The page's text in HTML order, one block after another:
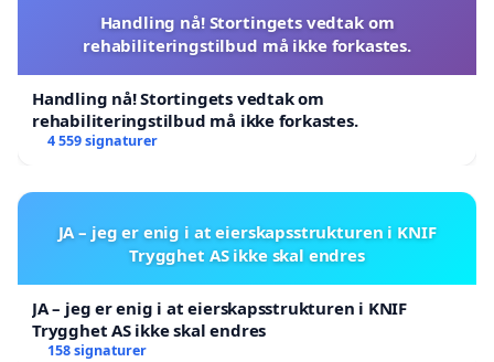
Handling nå! Stortingets vedtak om
rehabiliteringstilbud må ikke forkastes.
Handling nå! Stortingets vedtak om
rehabiliteringstilbud må ikke forkastes.
4 559 signaturer
JA – jeg er enig i at eierskapsstrukturen i KNIF
Trygghet AS ikke skal endres
JA – jeg er enig i at eierskapsstrukturen i KNIF
Trygghet AS ikke skal endres
158 signaturer